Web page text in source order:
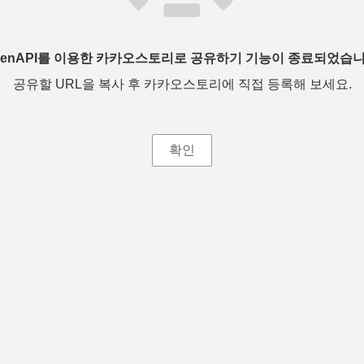
를 이용한 카카오스토리로 공유하기 기능이 종료되었습
공유할 URL을 복사 후 카카오스토리에 직접 등록해 보세요.
확인